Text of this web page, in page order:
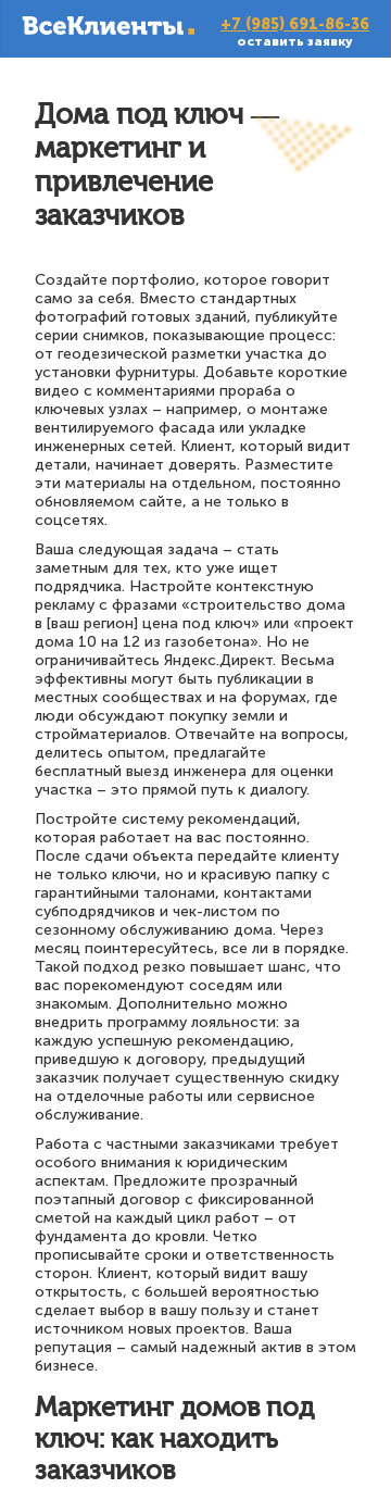
+7 (985) 691-86-36
оставить заявку
Дома под ключ —
маркетинг и
привлечение
заказчиков
Создайте портфолио, которое говорит
само за себя. Вместо стандартных
фотографий готовых зданий, публикуйте
серии снимков, показывающие процесс:
от геодезической разметки участка до
установки фурнитуры. Добавьте короткие
видео с комментариями прораба о
ключевых узлах – например, о монтаже
вентилируемого фасада или укладке
инженерных сетей. Клиент, который видит
детали, начинает доверять. Разместите
эти материалы на отдельном, постоянно
обновляемом сайте, а не только в
соцсетях.
Ваша следующая задача – стать
заметным для тех, кто уже ищет
подрядчика. Настройте контекстную
рекламу с фразами «строительство дома
в [ваш регион] цена под ключ» или «проект
дома 10 на 12 из газобетона». Но не
ограничивайтесь Яндекс.Директ. Весьма
эффективны могут быть публикации в
местных сообществах и на форумах, где
люди обсуждают покупку земли и
стройматериалов. Отвечайте на вопросы,
делитесь опытом, предлагайте
бесплатный выезд инженера для оценки
участка – это прямой путь к диалогу.
Постройте систему рекомендаций,
которая работает на вас постоянно.
После сдачи объекта передайте клиенту
не только ключи, но и красивую папку с
гарантийными талонами, контактами
субподрядчиков и чек-листом по
сезонному обслуживанию дома. Через
месяц поинтересуйтесь, все ли в порядке.
Такой подход резко повышает шанс, что
вас порекомендуют соседям или
знакомым. Дополнительно можно
внедрить программу лояльности: за
каждую успешную рекомендацию,
приведшую к договору, предыдущий
заказчик получает существенную скидку
на отделочные работы или сервисное
обслуживание.
Работа с частными заказчиками требует
особого внимания к юридическим
аспектам. Предложите прозрачный
поэтапный договор с фиксированной
сметой на каждый цикл работ – от
фундамента до кровли. Четко
прописывайте сроки и ответственность
сторон. Клиент, который видит вашу
открытость, с большей вероятностью
сделает выбор в вашу пользу и станет
источником новых проектов. Ваша
репутация – самый надежный актив в этом
бизнесе.
Маркетинг домов под
ключ: как находить
заказчиков